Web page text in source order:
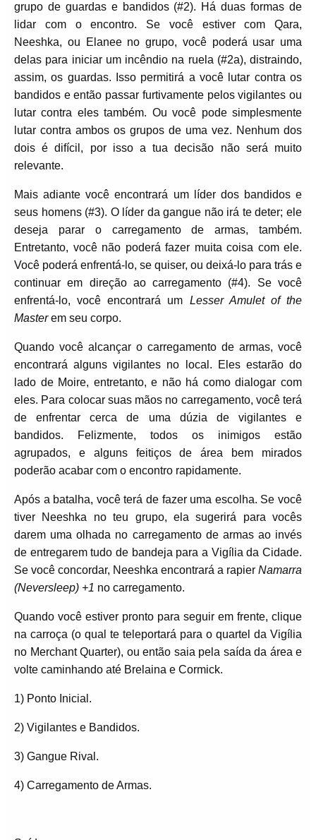
grupo de guardas e bandidos (#2). Há duas formas de
lidar com o encontro. Se você estiver com Qara,
Neeshka, ou Elanee no grupo, você poderá usar uma
delas para iniciar um incêndio na ruela (#2a), distraindo,
assim, os guardas. Isso permitirá a você lutar contra os
bandidos e então passar furtivamente pelos vigilantes ou
lutar contra eles também. Ou você pode simplesmente
lutar contra ambos os grupos de uma vez. Nenhum dos
dois é difícil, por isso a tua decisão não será muito
relevante.
Mais adiante você encontrará um líder dos bandidos e
seus homens (#3). O líder da gangue não irá te deter; ele
deseja parar o carregamento de armas, também.
Entretanto, você não poderá fazer muita coisa com ele.
Você poderá enfrentá-lo, se quiser, ou deixá-lo para trás e
continuar em direção ao carregamento (#4). Se você
enfrentá-lo, você encontrará um Lesser Amulet of the
Masterem seu corpo.
Quando você alcançar o carregamento de armas, você
encontrará alguns vigilantes no local. Eles estarão do
lado de Moire, entretanto, e não há como dialogar com
eles. Para colocar suas mãos no carregamento, você terá
de enfrentar cerca de uma dúzia de vigilantes e
bandidos. Felizmente, todos os inimigos estão
agrupados, e alguns feitiços de área bem mirados
poderão acabar com o encontro rapidamente.
Após a batalha, você terá de fazer uma escolha. Se você
tiver Neeshka no teu grupo, ela sugerirá para vocês
darem uma olhada no carregamento de armas ao invés
de entregarem tudo de bandeja para a Vigília da Cidade.
Se você concordar, Neeshka encontrará a rapier Namarra
(Neversleep) +1 no carregamento.
Quando você estiver pronto para seguir em frente, clique
na carroça (o qual te teleportará para o quartel da Vigília
no Merchant Quarter), ou então saia pela saída da área e
volte caminhando até Brelaina e Cormick.
1) Ponto Inicial.
2) Vigilantes e Bandidos.
3) Gangue Rival.
4) Carregamento de Armas.